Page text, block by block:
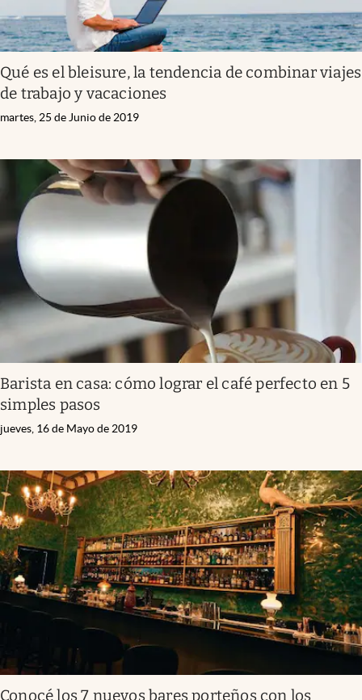
Qué es el bleisure, la tendencia de combinar viajes
de trabajo y vacaciones
martes, 25 de Junio de 2019
Barista en casa: cómo lograr el café perfecto en 5
simples pasos
jueves, 16 de Mayo de 2019
Conocé los 7 nuevos bares porteños con los